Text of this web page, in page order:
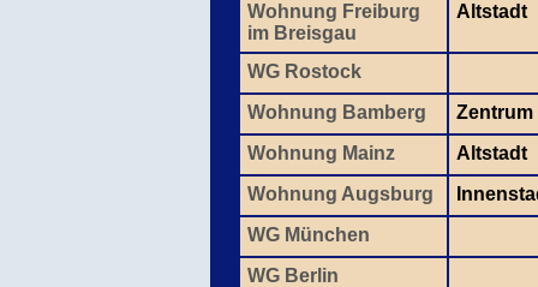
Wohnung Freiburg
im Breisgau
Altstadt
WG Rostock
Wohnung Bamberg
Zentrum
Wohnung Mainz
Altstadt
Wohnung Augsburg
WG München
WG Berlin